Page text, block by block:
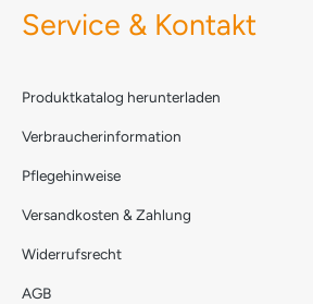
Service & Kontakt
Produktkatalog herunterladen
Verbraucherinformation
Pflegehinweise
Versandkosten & Zahlung
Widerrufsrecht
AGB